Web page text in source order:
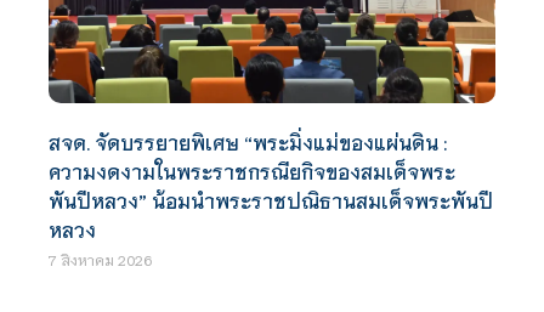
สจด. จัดบรรยายพิเศษ “พระมิ่งแม่ของแผ่นดิน :
ความงดงามในพระราชกรณียกิจของสมเด็จพระ
พันปีหลวง” น้อมนำพระราชปณิธานสมเด็จพระพันปี
หลวง
7 สิงหาคม 2026